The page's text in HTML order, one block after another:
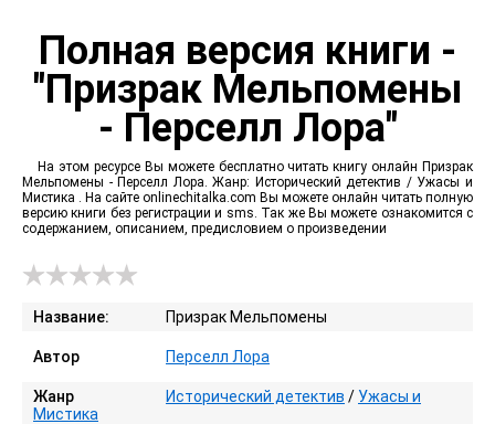
Полная версия книги -
"Призрак Мельпомены
- Перселл Лора"
На этом ресурсе Вы можете бесплатно читать книгу онлайн Призрак
Мельпомены - Перселл Лора. Жанр: Исторический детектив / Ужасы и
Мистика . На сайте onlinechitalka.com Вы можете онлайн читать полную
версию книги без регистрации и sms. Так же Вы можете ознакомится с
содержанием, описанием, предисловием о произведении
Название: Призрак Мельпомены
Автор Перселл Лора
Жанр Исторический детектив / Ужасы и
Мистика